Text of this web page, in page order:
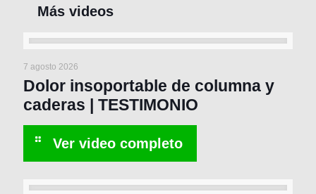
7 agosto 2026
Dolor insoportable de columna y
caderas | TESTIMONIO